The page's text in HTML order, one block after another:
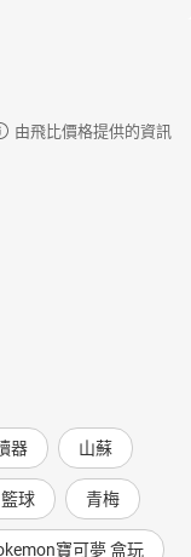
由飛比價格提供的資訊
器 山蘇
籃球 青梅
寶可夢 盒玩